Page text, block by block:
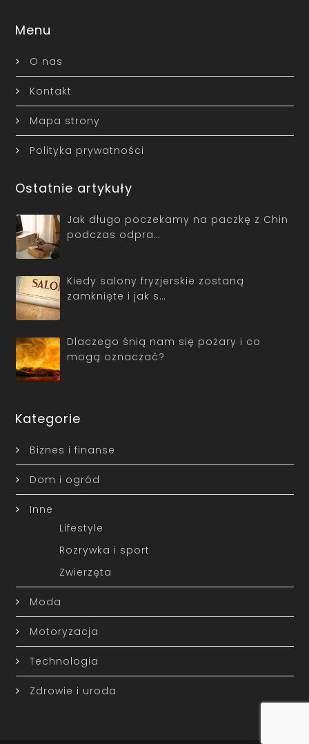
Menu
O nas
Kontakt
Mapa strony
Polityka prywatności
Ostatnie artykuły
Jak długo poczekamy na paczkę z Chin
podczas odpra…
Kiedy salony fryzjerskie zostaną
zamknięte i jak s…
Dlaczego śnią nam się pożary i co
mogą oznaczać?
Kategorie
Biznes i finanse
Dom i ogród
Inne
Lifestyle
Rozrywka i sport
Zwierzęta
Moda
Motoryzacja
Technologia
Zdrowie i uroda